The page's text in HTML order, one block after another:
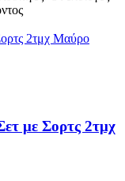
με Σορτς 2τμχ